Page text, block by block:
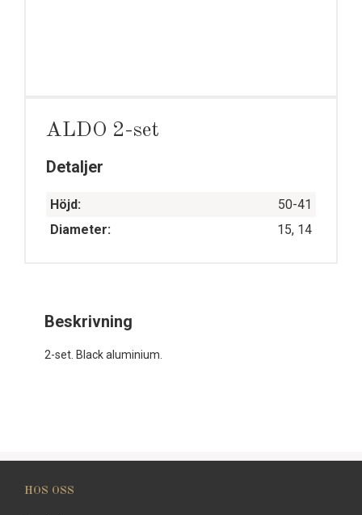
ALDO 2-set
Detaljer
Höjd:
50-41
Diameter:
15, 14
Beskrivning
2-set. Black aluminium.
HOS OSS